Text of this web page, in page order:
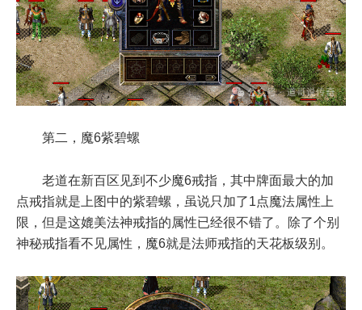
第二，魔6紫碧螺
老道在新百区见到不少魔6戒指，其中牌面最大的加
点戒指就是上图中的紫碧螺，虽说只加了1点魔法属性上
限，但是这媲美法神戒指的属性已经很不错了。除了个别
神秘戒指看不见属性，魔6就是法师戒指的天花板级别。